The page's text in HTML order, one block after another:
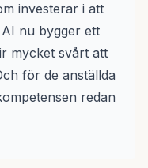
investerar i att
nu bygger ett
mycket svårt att
för de anställda
redan